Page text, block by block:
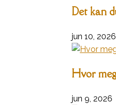
Det kan
jun 10, 2026
Hvor
jun 9, 2026